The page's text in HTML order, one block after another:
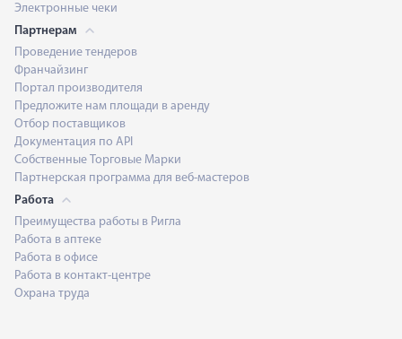
Электронные чеки
Партнерам
Проведение тендеров
Франчайзинг
Портал производителя
Предложите нам площади в аренду
Отбор поставщиков
Документация по API
Собственные Торговые Марки
Партнерская программа для веб-мастеров
Работа
Преимущества работы в Ригла
Работа в аптеке
Работа в офисе
Работа в контакт-центре
Охрана труда